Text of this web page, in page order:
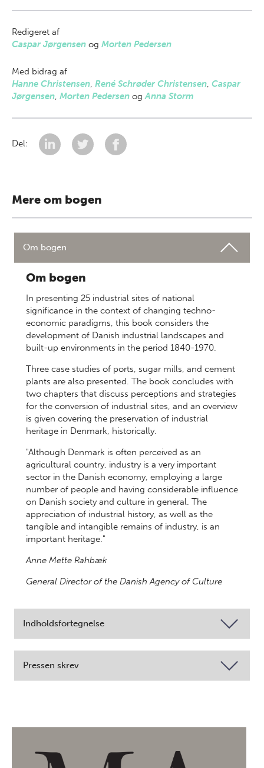
Redigeret af
Caspar Jørgensen og Morten Pedersen
Med bidrag af
Hanne Christensen, René Schrøder Christensen, Caspar
Jørgensen, Morten Pedersen ogAnna Storm
Del:
Mere om bogen
Om bogen
Om bogen
In presenting 25 industrial sites of national
significance in the context of changing techno-
economic paradigms, this book considers the
development of Danish industrial landscapes and
built-up environments in the period 1840-1970.
Three case studies of ports, sugar mills, and cement
plants are also presented. The book concludes with
two chapters that discuss perceptions and strategies
for the conversion of industrial sites, and an overview
is given covering the preservation of industrial
heritage in Denmark, historically.
"Although Denmark is often perceived as an
agricultural country, industry is a very important
sector in the Danish economy, employing a large
number of people and having considerable influence
on Danish society and culture in general. The
appreciation of industrial history, as well as the
tangible and intangible remains of industry, is an
important heritage."
Anne Mette Rahbæk
General Director of the Danish Agency of Culture
Indholdsfortegnelse
Pressen skrev